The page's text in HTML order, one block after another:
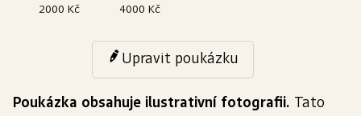
2000 Kč 4000 Kč
Upravit poukázku
Poukázka obsahuje ilustrativní fotografii. Tato